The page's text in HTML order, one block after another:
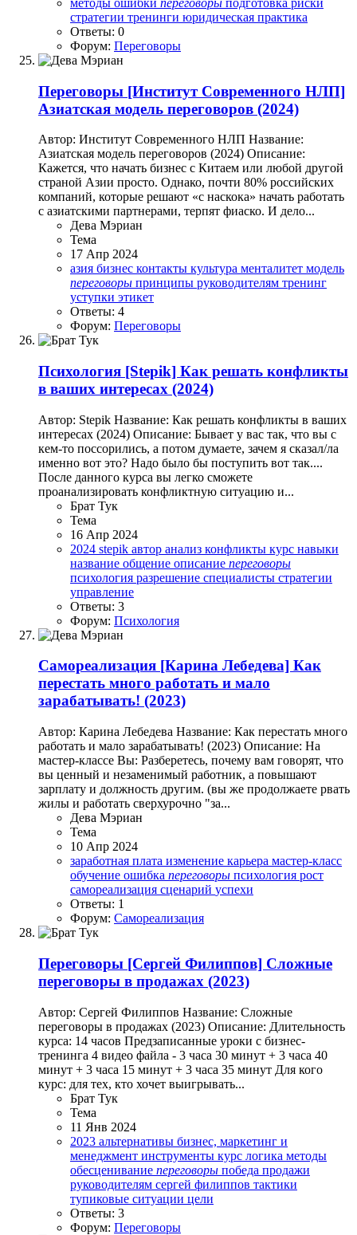
стратегии тренинги юридическая практика
Ответы: 0
Форум: Переговоры
Переговоры [Институт Современного НЛП]
Азиатская модель переговоров (2024)
Автор: Институт Современного НЛП Название:
Азиатская модель переговоров (2024) Описание:
Кажется, что начать бизнес с Китаем или любой другой
страной Азии просто. Однако, почти 80% российских
компаний, которые решают «с наскока» начать работать
с азиатскими партнерами, терпят фиаско. И дело...
Дева Мэриан
Тема
17 Апр 2024
азия бизнес контакты культура менталитет модель
переговоры принципы руководителям тренинг
уступки этикет
Ответы: 4
Форум: Переговоры
Психология [Stepik] Как решать конфликты
в ваших интересах (2024)
Автор: Stepik Название: Как решать конфликты в ваших
интересах (2024) Описание: Бывает у вас так, что вы с
кем-то поссорились, а потом думаете, зачем я сказал/ла
именно вот это? Надо было бы поступить вот так....
После данного курса вы легко сможете
проанализировать конфликтную ситуацию и...
Брат Тук
Тема
16 Апр 2024
2024 stepik автор анализ конфликты курс навыки
название общение описание переговоры
психология разрешение специалисты стратегии
управление
Ответы: 3
Форум: Психология
Самореализация [Карина Лебедева] Как
перестать много работать и мало
зарабатывать! (2023)
Автор: Карина Лебедева Название: Как перестать много
работать и мало зарабатывать! (2023) Описание: На
мастер-классе Вы: Разберетесь, почему вам говорят, что
вы ценный и незаменимый работник, а повышают
зарплату и должность другим. (вы же продолжаете рвать
жилы и работать сверхурочно "за...
Дева Мэриан
Тема
10 Апр 2024
заработная плата изменение карьера мастер-класс
обучение ошибка переговоры психология рост
самореализация сценарий успехи
Ответы: 1
Форум: Самореализация
Переговоры [Сергей Филиппов] Сложные
переговоры в продажах (2023)
Автор: Сергей Филиппов Название: Сложные
переговоры в продажах (2023) Описание: Длительность
курса: 14 часов Предзаписанные уроки с бизнес-
тренинга 4 видео файла - 3 часа 30 минут + 3 часа 40
минут + 3 часа 15 минут + 3 часа 35 минут Для кого
курс: для тех, кто хочет выигрывать...
Брат Тук
Тема
11 Янв 2024
2023 альтернативы бизнес, маркетинг и
менеджмент инструменты курс логика методы
обесценивание переговоры победа продажи
руководителям сергей филиппов тактики
тупиковые ситуации цели
Ответы: 3
Форум: Переговоры